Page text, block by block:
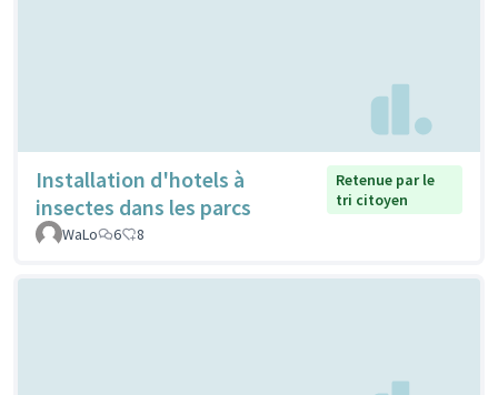
Installation d'hotels à
insectes dans les parcs
Retenue par le
tri citoyen
WaLo
6 8